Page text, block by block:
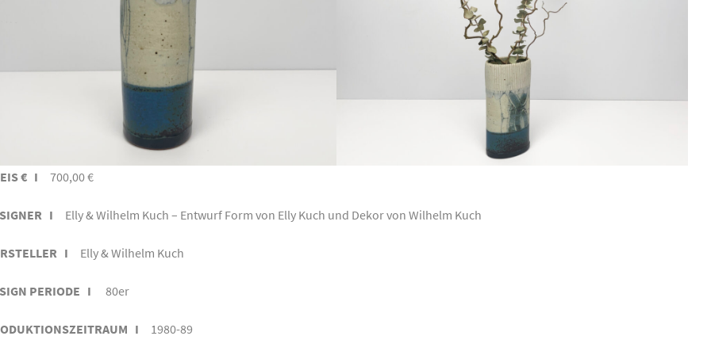
€ I 700,00 €
I Elly & Wilhelm Kuch – Entwurf Form von Elly Kuch und Dekor von Wilhelm Kuch
I Elly & Wilhelm Kuch
PERIODE I 80er
I 1980-89